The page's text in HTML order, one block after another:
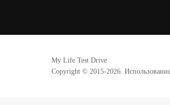
My Life Test Drive
Copyright © 2015-2026.